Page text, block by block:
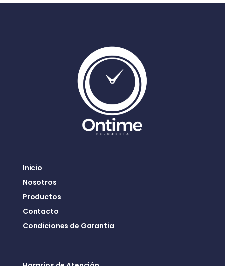
Inicio
Nosotros
Productos
Contacto
Condiciones de Garantia